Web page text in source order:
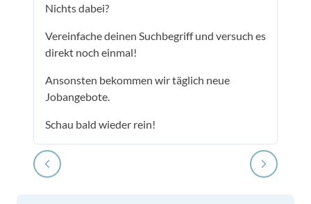
Nichts dabei?
Vereinfache deinen Suchbegriff und versuch es
direkt noch einmal!
Ansonsten bekommen wir täglich neue
Jobangebote.
Schau bald wieder rein!